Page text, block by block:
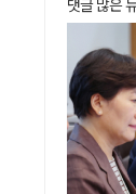
댓글 많은